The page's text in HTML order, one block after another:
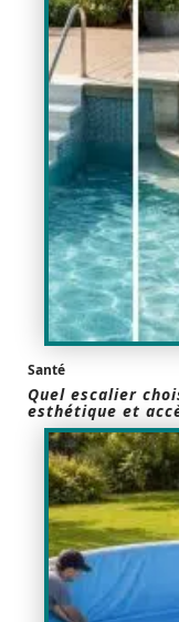
Santé
Quel escalier
esthétique et